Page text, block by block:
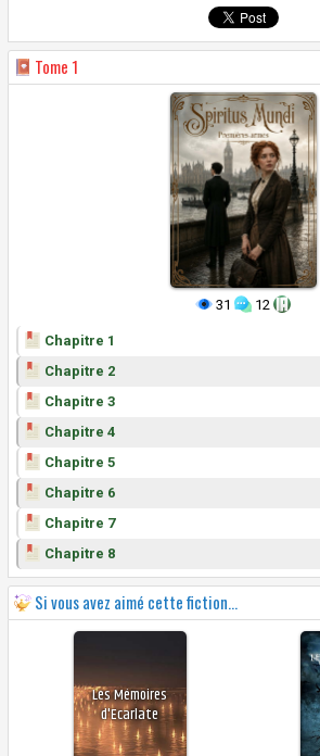
Tome 1
31 12
Chapitre 1
Chapitre 2
Chapitre 3
Chapitre 4
Chapitre 5
Chapitre 6
Chapitre 7
Chapitre 8
Si vous avez aimé cette fiction...
Les Mémoires
d'Ecarlate